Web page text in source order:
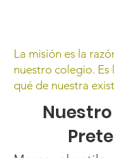
La misión es la
nuestro colegio. Es
qué de nuestra